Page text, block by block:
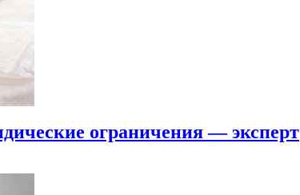
ограничения — эксперт